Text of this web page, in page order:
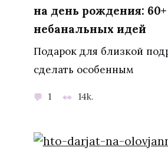
на день рождения: 60+
небанальных идей
Подарок для близкой
сделать особенным
1 14k.